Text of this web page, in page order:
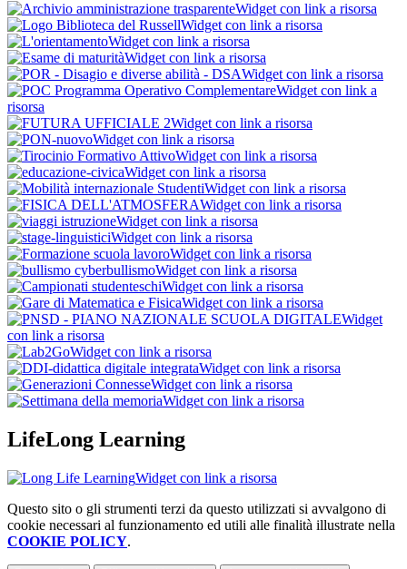
Widget con link a risorsa
Widget con link a risorsa
Widget con link a risorsa
Widget con link a risorsa
Widget con link a risorsa
Widget con link a
risorsa
Widget con link a risorsa
Widget con link a risorsa
Widget con link a risorsa
Widget con link a risorsa
Widget con link a risorsa
Widget con link a risorsa
Widget con link a risorsa
Widget con link a risorsa
Widget con link a risorsa
Widget con link a risorsa
Widget con link a risorsa
Widget con link a risorsa
Widget
con link a risorsa
Widget con link a risorsa
Widget con link a risorsa
Widget con link a risorsa
Widget con link a risorsa
LifeLong Learning
Widget con link a risorsa
Questo sito o gli strumenti terzi da questo utilizzati si avvalgono di
cookie necessari al funzionamento ed utili alle finalità illustrate nella
COOKIE POLICY.